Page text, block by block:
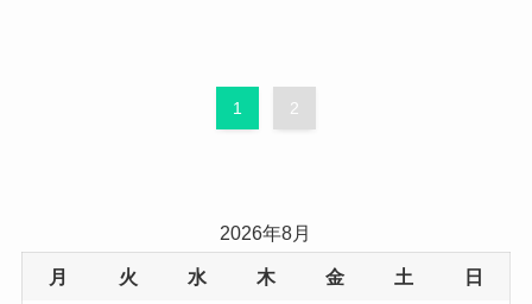
1 2
2026年8月
月 火 水 木 金 土 日